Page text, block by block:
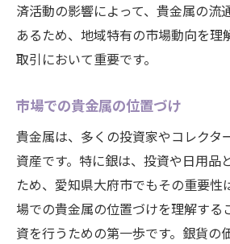
賢く購入するための予算
セールやキャンペーンの
中古貴金属のメリットとデ
オンラインショップの利用
価格の比較と分析方法
関税と税金を考慮した購
貴金属市場での投資価値を高
イント
貴金属投資の基本戦略
済活動の影響によって、貴金属の流
あるため、地域特有の市場動向を理
取引において重要です。
市場での貴金属の位置づけ
貴金属は、多くの投資家やコレクタ
資産です。特に銀は、投資や日用品
ため、愛知県大府市でもその重要性
場での貴金属の位置づけを理解する
資を行うための第一歩です。銀貨の